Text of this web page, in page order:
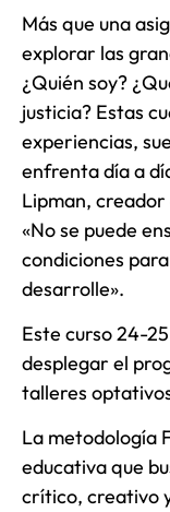
Más que una
explorar las
¿Quién soy?
justicia? Estas
experiencias,
enfrenta día a
Lipman,
«No se puede
condiciones
desarrolle».
Este curso 24-
desplegar el
talleres
La metodología
educativa que
crítico, creativo